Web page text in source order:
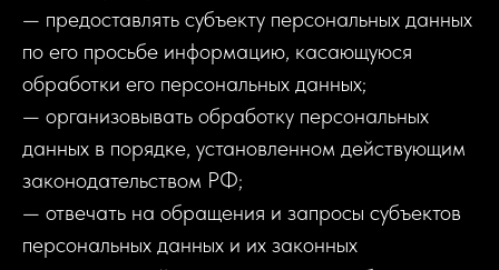
— предоставлять субъекту персональных данных
по его просьбе информацию, касающуюся
обработки его персональных данных;
— организовывать обработку персональных
данных в порядке, установленном действующим
законодательством РФ;
— отвечать на обращения и запросы субъектов
персональных данных и их законных